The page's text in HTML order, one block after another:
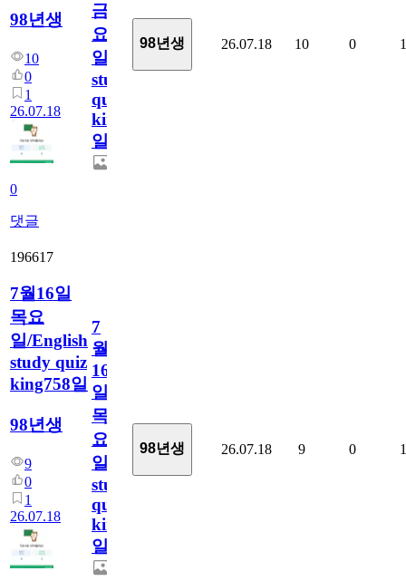
98년생
10
0
1
26.07.18
0
댓글
금
요
일/English
study
quiz
king759
일
98년생 26.07.18 10 0 1
196617
7월16일
목요
일/English
study quiz
king758일
98년생
9
0
1
26.07.18
7
월
16
일
목
요
일/English
study
quiz
king758
일
98년생 26.07.18 9 0 1